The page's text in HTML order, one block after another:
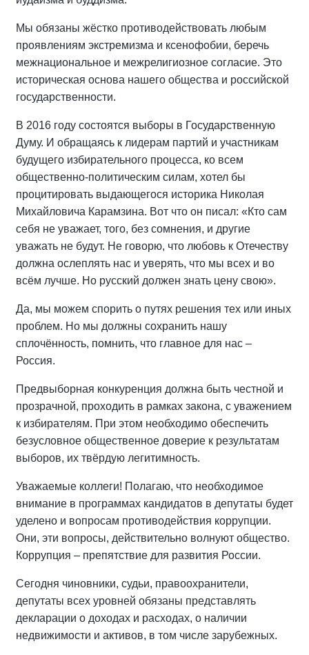
Мы обязаны жёстко противодействовать любым
проявлениям экстремизма и ксенофобии, беречь
межнациональное и межрелигиозное согласие. Это
историческая основа нашего общества и российской
государственности.
В 2016 году состоятся выборы в Государственную
Думу. И обращаясь к лидерам партий и участникам
будущего избирательного процесса, ко всем
общественно-политическим силам, хотел бы
процитировать выдающегося историка Николая
Михайловича Карамзина. Вот что он писал: «Кто сам
себя не уважает, того, без сомнения, и другие
уважать не будут. Не говорю, что любовь к Отечеству
должна ослеплять нас и уверять, что мы всех и во
всём лучше. Но русский должен знать цену свою».
Да, мы можем спорить о путях решения тех или иных
проблем. Но мы должны сохранить нашу
сплочённость, помнить, что главное для нас –
Россия.
Предвыборная конкуренция должна быть честной и
прозрачной, проходить в рамках закона, с уважением
к избирателям. При этом необходимо обеспечить
безусловное общественное доверие к результатам
выборов, их твёрдую легитимность.
Уважаемые коллеги! Полагаю, что необходимое
внимание в программах кандидатов в депутаты будет
уделено и вопросам противодействия коррупции.
Они, эти вопросы, действительно волнуют общество.
Коррупция – препятствие для развития России.
Сегодня чиновники, судьи, правоохранители,
депутаты всех уровней обязаны представлять
декларации о доходах и расходах, о наличии
недвижимости и активов, в том числе зарубежных.